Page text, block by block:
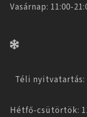
Vasárnap: 11:00-
Téli nyitvatartás:
Hétfő-csütörtök: